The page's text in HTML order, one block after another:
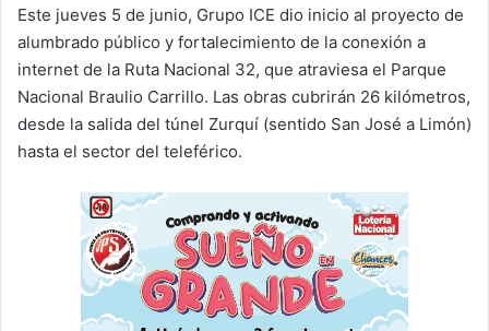
Este jueves 5 de junio, Grupo ICE dio inicio al proyecto de
alumbrado público y fortalecimiento de la conexión a
internet de la Ruta Nacional 32, que atraviesa el Parque
Nacional Braulio Carrillo. Las obras cubrirán 26 kilómetros,
desde la salida del túnel Zurquí (sentido San José a Limón)
hasta el sector del teleférico.